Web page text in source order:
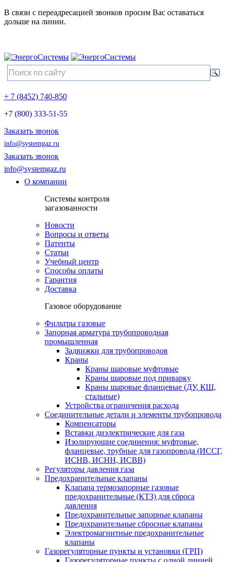
В связи с переадресацией звонков просим Вас оставаться
дольше на линии.
+ 7 (8452) 740-850
+7 (800) 333-51-55
Заказать звонок
info@systemgaz.ru
Заказать звонок
info@systemgaz.ru
О компании
Системы контроля
загазованности
Новости
Вопросы и ответы
Патенты
Статьи
Учебный центр
Способы оплаты
Гарантия
Доставка
Газовое оборудование
Фильтры газовые
Запорная арматура трубопроводная
промышленная
Задвижки для трубопроводов
Краны
Краны шаровые муфтовые
Краны шаровые под приварку
Краны шаровые фланцевые (ДУ, КШ,
стальные)
Устройства ограничения расхода
Соединительные детали и элементы трубопровода
Компенсаторы
Вставки диэлектрические для газа
Изолирующие соединения: муфтовые,
фланцевые, трубные для газопровода (ИССГ,
ИСНВ, ИСНН, ИСВВ)
Регуляторы давления газа
Предохранительные клапаны
Клапана термозапорные газовые
предохранительные (КТЗ) для сброса
давления
Предохранительные запорные клапаны
Предохранительные сбросные клапаны
Электромагнитные предохранительные
клапаны
Газорегуляторные пункты и установки (ГРП)
Газорегуляторные пункты с одной линией